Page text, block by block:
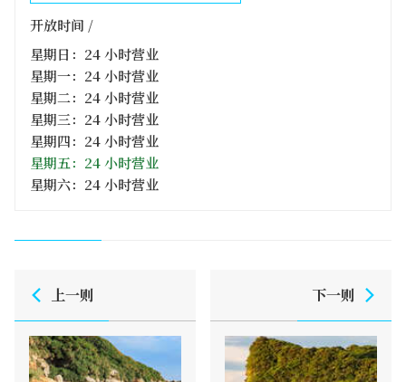
开放时间 /
星期日：24 小时营业
星期一：24 小时营业
星期二：24 小时营业
星期三：24 小时营业
星期四：24 小时营业
星期五：24 小时营业
星期六：24 小时营业
上一则 下一则